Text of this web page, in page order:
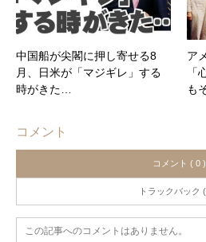
中国船が尖閣に押し寄せる8
月、日米が「マジギレ」する
時がきた…
ア
も
コメント
コメント ( 0 )
トラックバック
この記事へのコメントはありません。